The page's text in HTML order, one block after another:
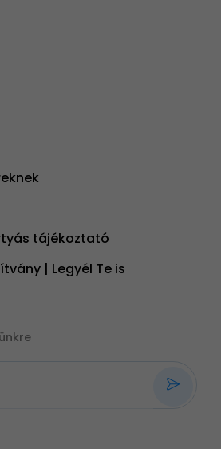
tájékoztató
| Legyél Te is